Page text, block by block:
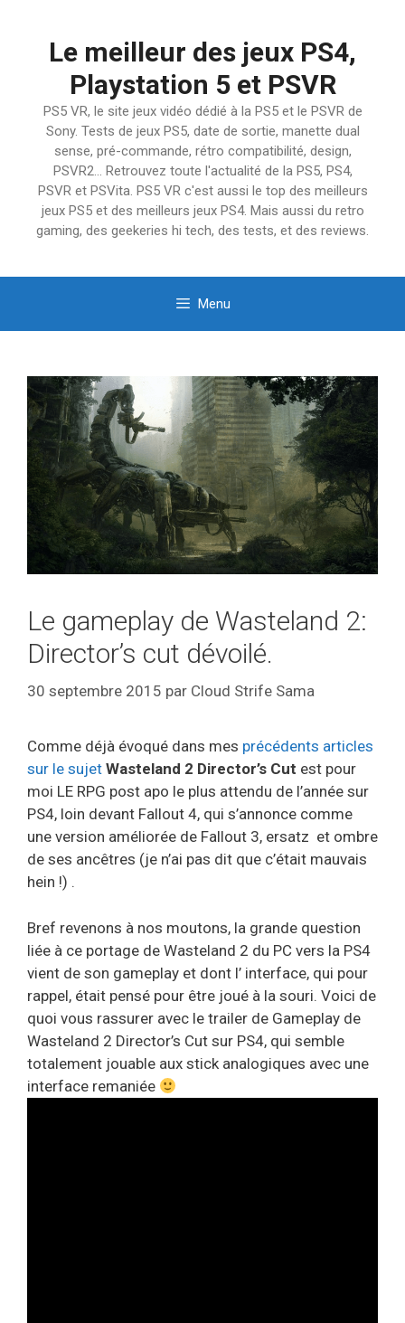
Le meilleur des jeux PS4,
Playstation 5 et PSVR
PS5 VR, le site jeux vidéo dédié à la PS5 et le PSVR de
Sony. Tests de jeux PS5, date de sortie, manette dual
sense, pré-commande, rétro compatibilité, design,
PSVR2… Retrouvez toute l'actualité de la PS5, PS4,
PSVR et PSVita. PS5 VR c'est aussi le top des meilleurs
jeux PS5 et des meilleurs jeux PS4. Mais aussi du retro
gaming, des geekeries hi tech, des tests, et des reviews.
Menu
Le gameplay de Wasteland 2:
Director’s cut dévoilé.
30 septembre 2015 par Cloud Strife Sama
Comme déjà évoqué dans mes précédents articles
sur le sujet Wasteland 2 Director’s Cut est pour
moi LE RPG post apo le plus attendu de l’année sur
PS4, loin devant Fallout 4, qui s’annonce comme
une version améliorée de Fallout 3, ersatz et ombre
de ses ancêtres (je n’ai pas dit que c’était mauvais
hein !) .
Bref revenons à nos moutons, la grande question
liée à ce portage de Wasteland 2 du PC vers la PS4
vient de son gameplay et dont l’ interface, qui pour
rappel, était pensé pour être joué à la souri. Voici de
quoi vous rassurer avec le trailer de Gameplay de
Wasteland 2 Director’s Cut sur PS4, qui semble
totalement jouable aux stick analogiques avec une
interface remaniée